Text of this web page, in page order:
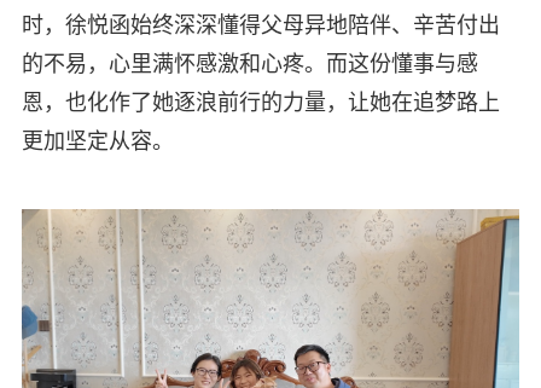
时，徐悦函始终深深懂得父母异地陪伴、辛苦付出
的不易，心里满怀感激和心疼。而这份懂事与感
恩，也化作了她逐浪前行的力量，让她在追梦路上
更加坚定从容。